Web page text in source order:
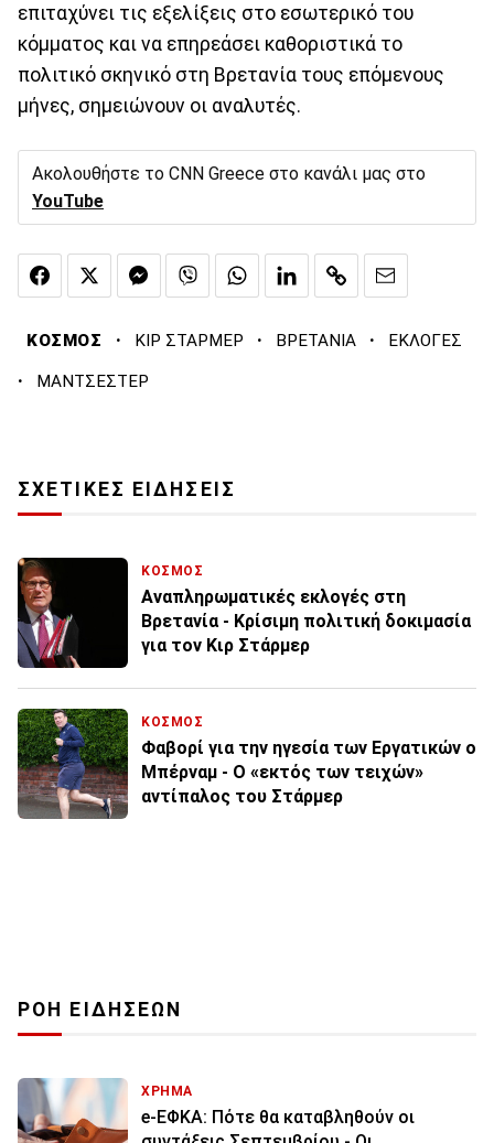
επιταχύνει τις εξελίξεις στο εσωτερικό του
κόμματος και να επηρεάσει καθοριστικά το
πολιτικό σκηνικό στη Βρετανία τους επόμενους
μήνες, σημειώνουν οι αναλυτές.
Ακολουθήστε το CNN Greece στο κανάλι μας στο
YouTube
ΚΟΣΜΟΣ · ΚΙΡ ΣΤΑΡΜΕΡ · ΒΡΕΤΑΝΙΑ · ΕΚΛΟΓΕΣ
· ΜΑΝΤΣΕΣΤΕΡ
ΣΧΕΤΙΚΕΣ ΕΙΔΗΣΕΙΣ
ΚΟΣΜΟΣ
Αναπληρωματικές εκλογές στη
Βρετανία - Κρίσιμη πολιτική δοκιμασία
για τον Κιρ Στάρμερ
ΚΟΣΜΟΣ
Φαβορί για την ηγεσία των Εργατικών ο
Μπέρναμ - Ο «εκτός των τειχών»
αντίπαλος του Στάρμερ
ΡΟΗ ΕΙΔΗΣΕΩΝ
ΧΡΗΜΑ
e-ΕΦΚΑ: Πότε θα καταβληθούν οι